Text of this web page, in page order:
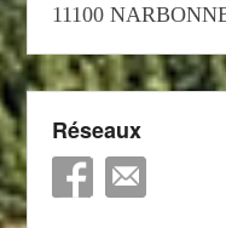
11100
Réseaux